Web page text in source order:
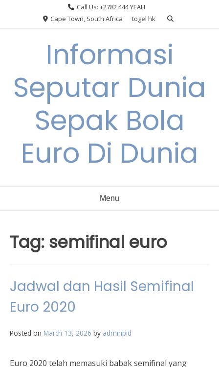
Call Us: +2782 444 YEAH
Cape Town, South Africa
togel hk
Informasi
Seputar Dunia
Sepak Bola
Euro Di Dunia
Menu
Tag: semifinal euro
Jadwal dan Hasil Semifinal
Euro 2020
Posted on March 13, 2026 by adminpid
Euro 2020 telah memasuki babak semifinal yang